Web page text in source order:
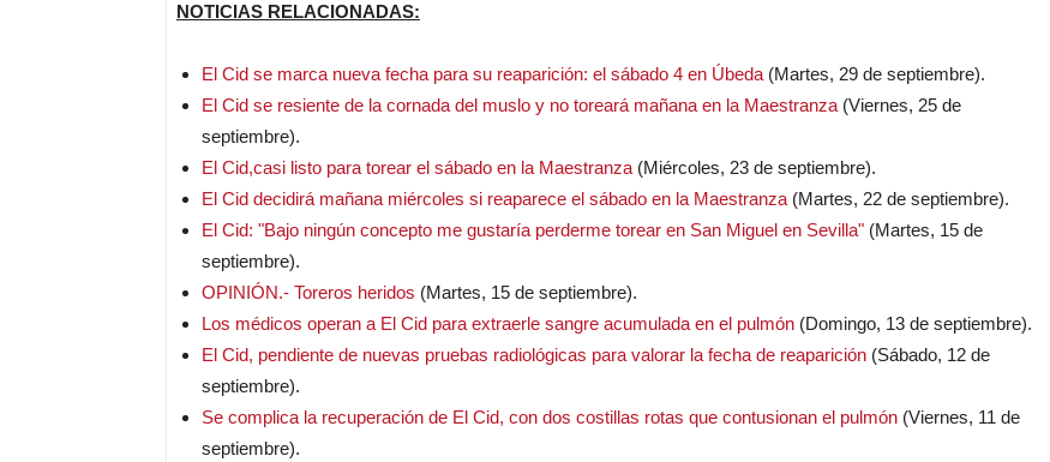
NOTICIAS RELACIONADAS:
El Cid se marca nueva fecha para su reaparición: el sábado 4 en Úbeda (Martes, 29 de septiembre).
El Cid se resiente de la cornada del muslo y no toreará mañana en la Maestranza (Viernes, 25 de
septiembre).
El Cid,casi listo para torear el sábado en la Maestranza (Miércoles, 23 de septiembre).
El Cid decidirá mañana miércoles si reaparece el sábado en la Maestranza (Martes, 22 de septiembre).
El Cid: "Bajo ningún concepto me gustaría perderme torear en San Miguel en Sevilla" (Martes, 15 de
septiembre).
OPINIÓN.- Toreros heridos (Martes, 15 de septiembre).
Los médicos operan a El Cid para extraerle sangre acumulada en el pulmón (Domingo, 13 de septiembre).
El Cid, pendiente de nuevas pruebas radiológicas para valorar la fecha de reaparición (Sábado, 12 de
septiembre).
Se complica la recuperación de El Cid, con dos costillas rotas que contusionan el pulmón (Viernes, 11 de
septiembre).